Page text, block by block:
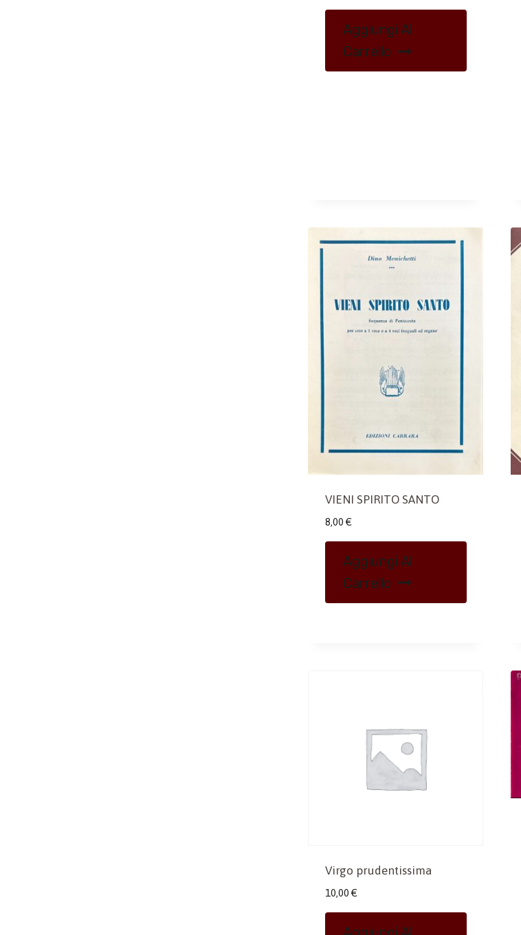
Aggiungi Al
Carrello
VIENI SPIRITO SANTO
8,00 €
Aggiungi Al
Carrello
Virgo prudentissima
10,00 €